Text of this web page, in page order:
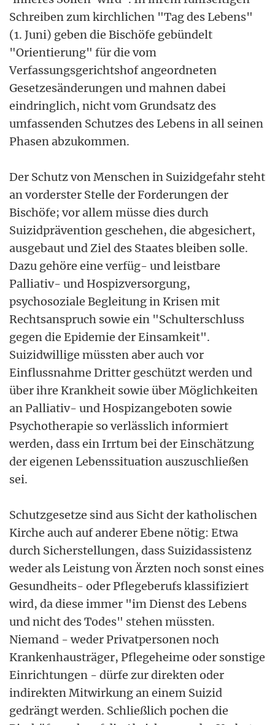
Schreiben zum kirchlichen "Tag des Lebens"
(1. Juni) geben die Bischöfe gebündelt
"Orientierung" für die vom
Verfassungsgerichtshof angeordneten
Gesetzesänderungen und mahnen dabei
eindringlich, nicht vom Grundsatz des
umfassenden Schutzes des Lebens in all seinen
Phasen abzukommen.
Der Schutz von Menschen in Suizidgefahr steht
an vorderster Stelle der Forderungen der
Bischöfe; vor allem müsse dies durch
Suizidprävention geschehen, die abgesichert,
ausgebaut und Ziel des Staates bleiben solle.
Dazu gehöre eine verfüg- und leistbare
Palliativ- und Hospizversorgung,
psychosoziale Begleitung in Krisen mit
Rechtsanspruch sowie ein "Schulterschluss
gegen die Epidemie der Einsamkeit".
Suizidwillige müssten aber auch vor
Einflussnahme Dritter geschützt werden und
über ihre Krankheit sowie über Möglichkeiten
an Palliativ- und Hospizangeboten sowie
Psychotherapie so verlässlich informiert
werden, dass ein Irrtum bei der Einschätzung
der eigenen Lebenssituation auszuschließen
sei.
Schutzgesetze sind aus Sicht der katholischen
Kirche auch auf anderer Ebene nötig: Etwa
durch Sicherstellungen, dass Suizidassistenz
weder als Leistung von Ärzten noch sonst eines
Gesundheits- oder Pflegeberufs klassifiziert
wird, da diese immer "im Dienst des Lebens
und nicht des Todes" stehen müssten.
Niemand - weder Privatpersonen noch
Krankenhausträger, Pflegeheime oder sonstige
Einrichtungen - dürfe zur direkten oder
indirekten Mitwirkung an einem Suizid
gedrängt werden. Schließlich pochen die